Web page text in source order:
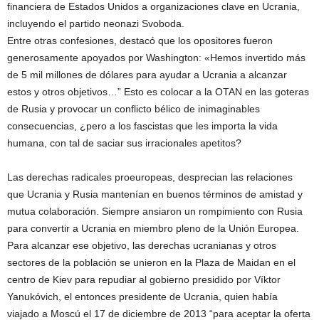
financiera de Estados Unidos a organizaciones clave en Ucrania,
incluyendo el partido neonazi Svoboda.
Entre otras confesiones, destacó que los opositores fueron
generosamente apoyados por Washington: «Hemos invertido más
de 5 mil millones de dólares para ayudar a Ucrania a alcanzar
estos y otros objetivos…” Esto es colocar a la OTAN en las goteras
de Rusia y provocar un conflicto bélico de inimaginables
consecuencias, ¿pero a los fascistas que les importa la vida
humana, con tal de saciar sus irracionales apetitos?
Las derechas radicales proeuropeas, desprecian las relaciones
que Ucrania y Rusia mantenían en buenos términos de amistad y
mutua colaboración. Siempre ansiaron un rompimiento con Rusia
para convertir a Ucrania en miembro pleno de la Unión Europea.
Para alcanzar ese objetivo, las derechas ucranianas y otros
sectores de la población se unieron en la Plaza de Maidan en el
centro de Kiev para repudiar al gobierno presidido por Víktor
Yanukóvich, el entonces presidente de Ucrania, quien había
viajado a Moscú el 17 de diciembre de 2013 “para aceptar la oferta